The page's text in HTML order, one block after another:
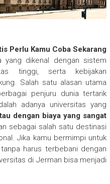
Perlu Kamu Coba Sekarang
yang dikenal dengan sistem
tinggi, serta kebijakan
Salah satu alasan utama
penjuru dunia tertarik
adanya universitas yang
dengan biaya yang sangat
sebagai salah satu destinasi
Jika kamu bermimpi untuk
harus terbebani dengan
di Jerman bisa menjadi